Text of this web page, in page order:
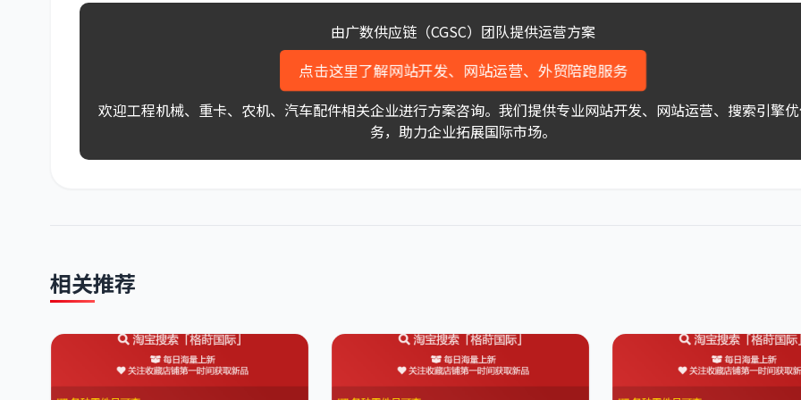
由广数供应链（CGSC）团队提供运营方案
点击这里了解网站开发、网站运营、外贸陪跑服务
欢迎工程机械、重卡、农机、汽车配件相关企业进行方案咨询。我们提供专业网站开发、网站运营、搜索引擎
务，助力企业拓展国际市场。
相关推荐